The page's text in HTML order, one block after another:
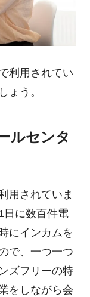
利用されてい
ょう。
ルセンタ
用されていま
日に数百件電
にインカムを
で、一つ一つ
ズフリーの特
をしながら会